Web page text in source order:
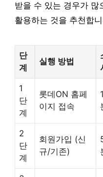
받을 수 있는 경우가 많
활용하는 것을 추천합
단
계
실행 방법
1
단
계
롯데ON 홈페
이지 접속
2
단
계
회원가입 (신
규/기존)